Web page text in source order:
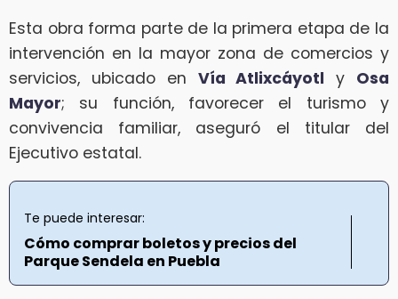
Esta obra forma parte de la primera etapa de la
intervención en la mayor zona de comercios y
servicios, ubicado en Vía Atlixcáyotl y Osa
Mayor; su función, favorecer el turismo y
convivencia familiar, aseguró el titular del
Ejecutivo estatal.
Te puede interesar:
Cómo comprar boletos y precios del
Parque Sendela en Puebla